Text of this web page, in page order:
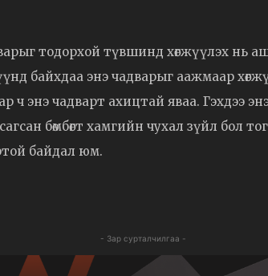
тодорхой түвшинд хөгжүүлэх
байхдаа энэ чадварыг аажмаар
ч энэ чадварт ахицтай яваа. Гэхдээ
бөмбөгт хамгийн чухал зүйл бол
байдал юм.
- Зар сурталчилгаа -